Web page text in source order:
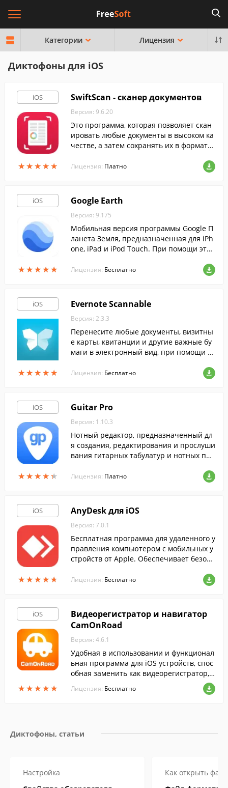
Категории Лицензия
Диктофоны для iOS
iOS
★★★★★
★★★★★
SwiftScan - сканер документов
Версия: 9.6.20
Это программа, которая позволяет скан
ировать любые документы в высоком ка
честве, а затем сохранять их в формате
Лицензия: Платно
iOS
★★★★★
★★★★★
Google Earth
Версия: 9.175
Мобильная версия программы Google П
ланета Земля, предназначенная для iPh
one, iPad и iPod Touch. При помощи этой
планету с высоты птичьего полета.
Лицензия: Бесплатно
iOS
★★★★★
★★★★★
Evernote Scannable
Версия: 2.3.3
Перенесите любые документы, визитны
е карты, квитанции и другие важные бу
маги в электронный вид, при помощи эт
Лицензия: Бесплатно
iOS
★★★★★
★★★★★
Guitar Pro
Версия: 1.10.3
Нотный редактор, предназначенный дл
я создания, редактирования и прослуши
вания гитарных табулатур и нотных пар
Лицензия: Платно
iOS
★★★★★
★★★★★
AnyDesk для iOS
Версия: 7.0.1
Бесплатная программа для удаленного у
правления компьютером с мобильных у
стройств от Apple. Обеспечивает безопа
Лицензия: Бесплатно
iOS
★★★★★
★★★★★
Видеорегистратор и навигатор
CamOnRoad
Версия: 4.6.1
Удобная в использовании и функционал
ьная программа для iOS устройств, спос
обная заменить как видеорегистратор, т
Лицензия: Бесплатно
Диктофоны, статьи
Настройка
Как открыть файл